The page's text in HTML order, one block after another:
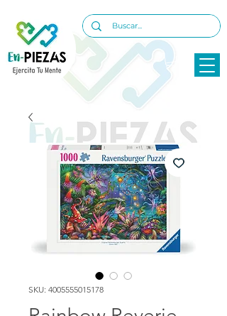
SKU: 4005555015178